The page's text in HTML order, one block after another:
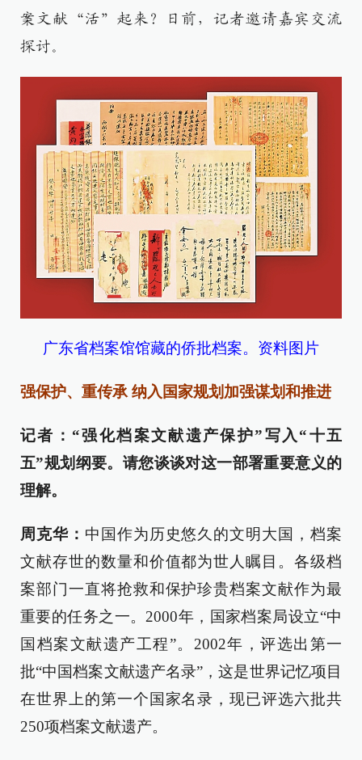
案文献“活”起来？日前，记者邀请嘉宾交流
探讨。
广东省档案馆馆藏的侨批档案。资料图片
强保护、重传承 纳入国家规划加强谋划和推进
记者：“强化档案文献遗产保护”写入“十五
五”规划纲要。请您谈谈对这一部署重要意义的
理解。
周克华： 中国作为历史悠久的文明大国，档案
文献存世的数量和价值都为世人瞩目。各级档
案部门一直将抢救和保护珍贵档案文献作为最
重要的任务之一。2000年，国家档案局设立“中
国档案文献遗产工程”。2002年，评选出第一
批“中国档案文献遗产名录”，这是世界记忆项目
在世界上的第一个国家名录，现已评选六批共
250项档案文献遗产。